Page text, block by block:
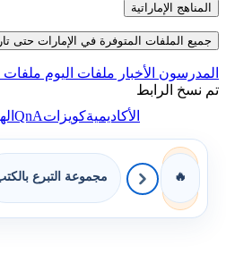
المناهج الإماراتية
جميع الملفات المتوفرة في الإمارات حتى تاريخ 09-08-
المدرسون الأخبار ملفات اليوم
تم نسخ الرابط
الأكاديميةكويزاتQnA
🔥 مجموعة التبرع